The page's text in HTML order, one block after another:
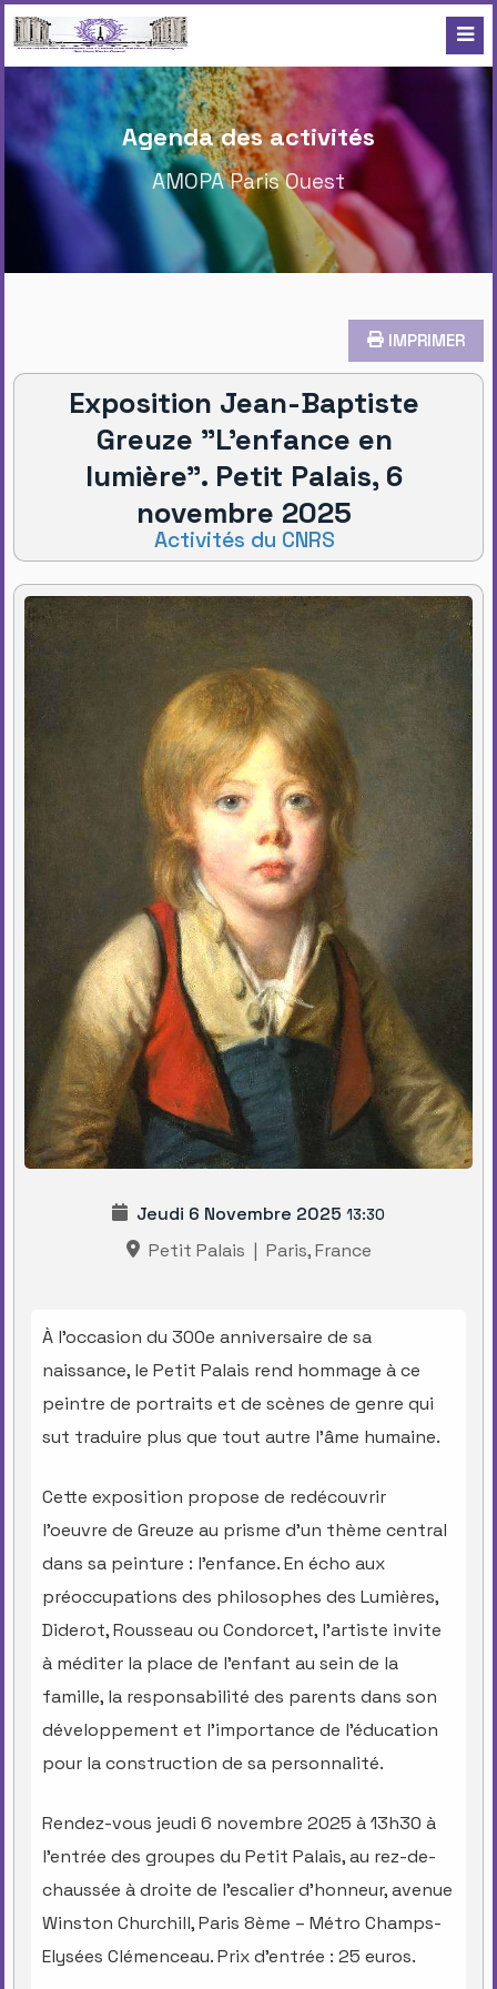
Agenda des activités
AMOPA Paris Ouest
IMPRIMER
Exposition Jean-Baptiste
Greuze "L’enfance en
lumière". Petit Palais, 6
novembre 2025
Activités du CNRS
Jeudi 6 Novembre 2025 13:30
Petit Palais | Paris, France
À l’occasion du 300e anniversaire de sa
naissance, le Petit Palais rend hommage à ce
peintre de portraits et de scènes de genre qui
sut traduire plus que tout autre l’âme humaine.
Cette exposition propose de redécouvrir
l’oeuvre de Greuze au prisme d’un thème central
dans sa peinture : l’enfance. En écho aux
préoccupations des philosophes des Lumières,
Diderot, Rousseau ou Condorcet, l’artiste invite
à méditer la place de l’enfant au sein de la
famille, la responsabilité des parents dans son
développement et l’importance de l’éducation
pour la construction de sa personnalité.
Rendez-vous jeudi 6 novembre 2025 à 13h30 à
l’entrée des groupes du Petit Palais, au rez-de-
chaussée à droite de l’escalier d’honneur, avenue
Winston Churchill, Paris 8ème – Métro Champs-
Elysées Clémenceau. Prix d’entrée : 25 euros.